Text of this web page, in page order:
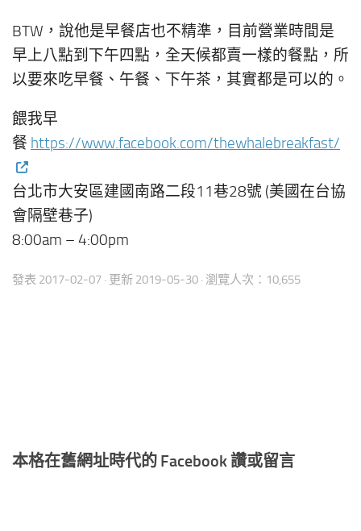
BTW，說他是早餐店也不精準，目前營業時間是
早上八點到下午四點，全天候都賣一樣的餐點，所
以要來吃早餐、午餐、下午茶，其實都是可以的。
餵我早
餐 https://www.facebook.com/thewhalebreakfast/
台北市大安區建國南路二段11巷28號 (美國在台協
會隔壁巷子)
8:00am – 4:00pm
發表 2017-02-07 · 更新 2019-05-30 · 瀏覽人次：10,655
本格在舊網址時代的 Facebook 讚或留言